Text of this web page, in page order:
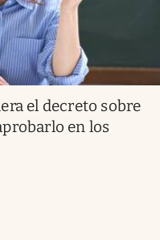
el decreto sobre
en los